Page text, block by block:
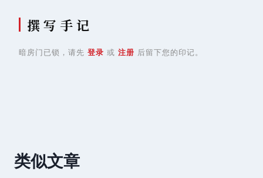
撰 写 手 记
暗房门已锁，请先 登录 或 注册 后留下您的印记。
类似文章